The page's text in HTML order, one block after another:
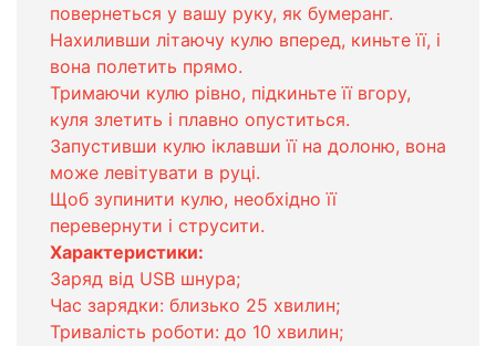
повернеться у вашу руку, як бумеранг.
Нахиливши літаючу кулю вперед, киньте її, і
вона полетить прямо.
Тримаючи кулю рівно, підкиньте її вгору,
куля злетить і плавно опуститься.
Запустивши кулю іклавши її на долоню, вона
може левітувати в руці.
Щоб зупинити кулю, необхідно її
перевернути і струсити.
Характеристики:
Заряд від USB шнура;
Час зарядки: близько 25 хвилин;
Тривалість роботи: до 10 хвилин;